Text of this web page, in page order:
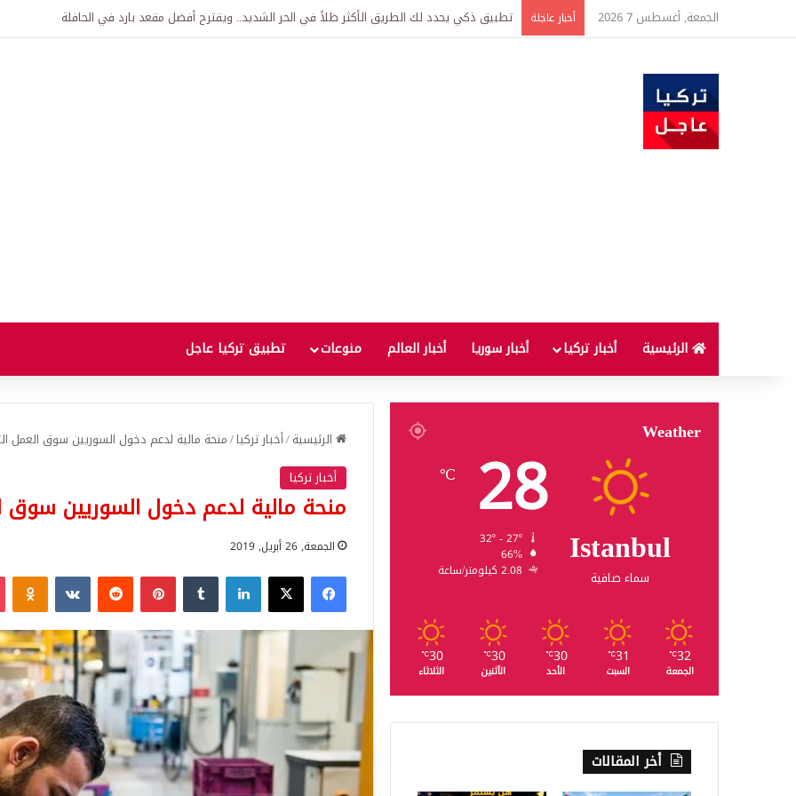
الجمعة, أغسطس 7 2026 أخبار عاجلة تركيا وسوريا توقعان اتفاقية لإنشاء “الجامعة السورية التركية” في دمشق.. منح دراسية واعتراف بالشهادات
الرئيسية أخبار تركيا أخبار سوريا أخبار العالم منوعات تطبيق تركيا عاجل
الرئيسية/أخبار تركيا/منحة مالية لدعم دخول السوريين سوق العمل
أخبار تركيا
منحة مالية لدعم دخول السوريين سوق
الجمعة, 26 أبريل, 2019
فيسبوك‫X لينكدإن بينتيريست
Weather
Istanbul
سماء صافية
28
℃
66%
2.08 كيلومتر/ساعة
32
℃
الجمعة
31
℃
السبت
30
℃
الأحد
30
℃
الأثنين
30
℃
الثلاثاء
أخر المقالات